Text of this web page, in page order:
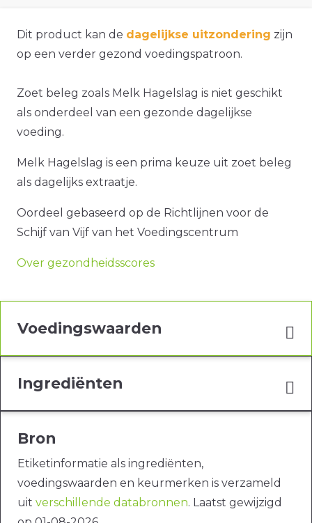
Dit product kan de dagelijkse uitzondering zijn
op een verder gezond voedingspatroon.
Zoet beleg zoals Melk Hagelslag is niet geschikt
als onderdeel van een gezonde dagelijkse
voeding.
Melk Hagelslag is een prima keuze uit zoet beleg
als dagelijks extraatje.
Oordeel gebaseerd op de Richtlijnen voor de
Schijf van Vijf van het Voedingscentrum
Over gezondheidsscores
Voedingswaarden
Ingrediënten
Bron
Etiketinformatie als ingrediënten,
voedingswaarden en keurmerken is verzameld
uit verschillende databronnen. Laatst gewijzigd